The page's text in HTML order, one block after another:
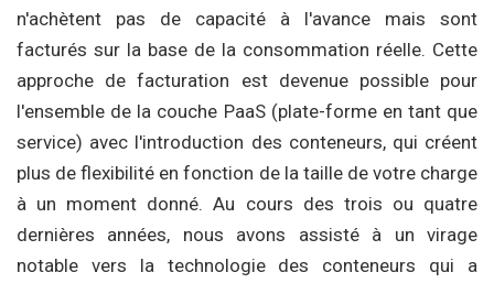
n'achètent pas de capacité à l'avance mais sont
facturés sur la base de la consommation réelle. Cette
approche de facturation est devenue possible pour
l'ensemble de la couche PaaS (plate-forme en tant que
service) avec l'introduction des conteneurs, qui créent
plus de flexibilité en fonction de la taille de votre charge
à un moment donné. Au cours des trois ou quatre
dernières années, nous avons assisté à un virage
notable vers la technologie des conteneurs qui a